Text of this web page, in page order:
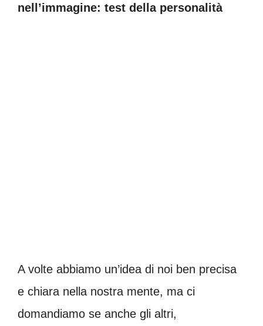
nell’immagine: test della personalità
A volte abbiamo un’idea di noi ben precisa
e chiara nella nostra mente, ma ci
domandiamo se anche gli altri,